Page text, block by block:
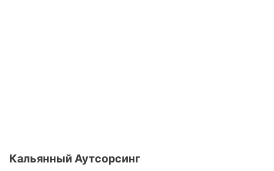
Кальянный Аутсорсинг